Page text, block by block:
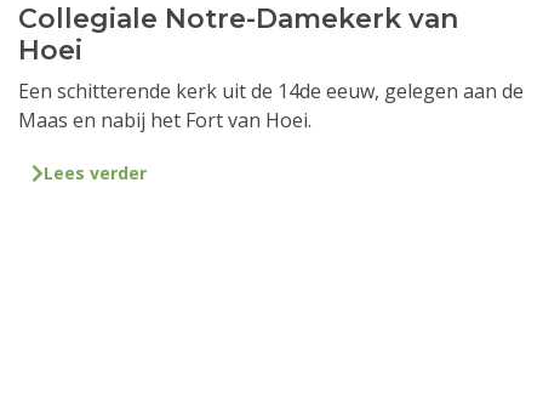
Collegiale Notre-Damekerk van
Hoei
Een schitterende kerk uit de 14de eeuw, gelegen aan de
Maas en nabij het Fort van Hoei.
Lees verder